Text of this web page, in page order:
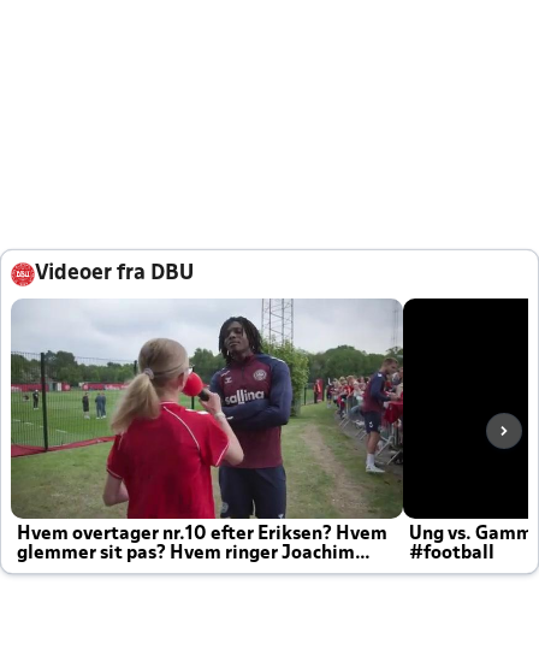
Videoer fra DBU
Hvem overtager nr.10 efter Eriksen? Hvem
glemmer sit pas? Hvem ringer Joachim
altid til efter kampe?
Ung vs.
#football